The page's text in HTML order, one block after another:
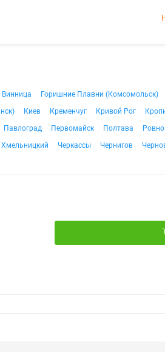
Винница Горишние Плавни (Комсомольск)
Киев Кременчуг Кривой Рог
Павлоград Первомайск Полтава Ровно
Хмельницкий Черкассы Чернигов